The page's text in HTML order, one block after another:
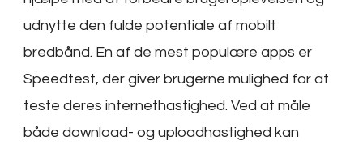
udnytte den fulde potentiale af mobilt
bredbånd. En af de mest populære apps er
Speedtest, der giver brugerne mulighed for at
teste deres internethastighed. Ved at måle
både download- og uploadhastighed kan